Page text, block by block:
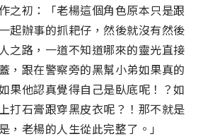
之初：「老楊這個角色原本只是跟
起辦事的抓耙仔，然後就沒有然後
之路，一道不知道哪來的靈光直接
，跟在警察旁的黑幫小弟如果真的
果他認真覺得自己是臥底呢！？如
打石膏跟穿黑皮衣呢？！那不就是
，老楊的人生從此完整了。」